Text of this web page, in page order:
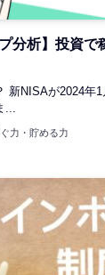
分析】投資
新NISAが2024年
力・貯める力